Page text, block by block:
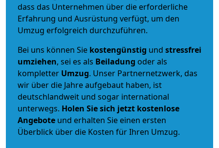
dass das Unternehmen über die erforderliche
Erfahrung und Ausrüstung verfügt, um den
Umzug erfolgreich durchzuführen.
Bei uns können Sie kostengünstig und stressfrei
umziehen, sei es als Beiladung oder als
kompletter Umzug. Unser Partnernetzwerk, das
wir über die Jahre aufgebaut haben, ist
deutschlandweit und sogar international
unterwegs. Holen Sie sich jetzt kostenlose
Angebote und erhalten Sie einen ersten
Überblick über die Kosten für Ihren Umzug.